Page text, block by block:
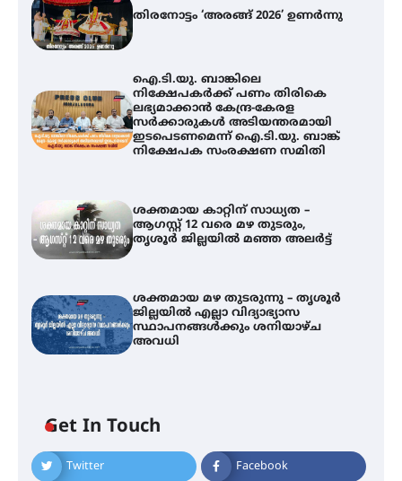
തിരനോട്ടം ‘അരങ്ങ് 2026’ ഉണർന്നു
ഐ.ടി.യു. ബാങ്കിലെ
നിക്ഷേപകർക്ക് പണം തിരികെ
ലഭ്യമാക്കാൻ കേന്ദ്ര-കേരള
സർക്കാരുകൾ അടിയന്തരമായി
ഇടപെടണമെന്ന് ഐ.ടി.യു. ബാങ്ക്
നിക്ഷേപക സംരക്ഷണ സമിതി
ശക്തമായ കാറ്റിന് സാധ്യത –
ആഗസ്റ്റ് 12 വരെ മഴ തുടരും,
തൃശൂർ ജില്ലയിൽ മഞ്ഞ അലർട്ട്
ശക്തമായ മഴ തുടരുന്നു – തൃശൂർ
ജില്ലയിൽ എല്ലാ വിദ്യാഭ്യാസ
സ്ഥാപനങ്ങൾക്കും ശനിയാഴ്ച
അവധി
Get In Touch
Twitter Facebook
ഐ.ടി.യു. ബാങ്കിലെ
നിക്ഷേപകർക്ക് പണം തിരികെ
ആഗസ്റ്റ് 12 വരെ മഴ തുടരും,
തൃശൂർ ജില്ലയിൽ മഞ്ഞ അലർട്ട്